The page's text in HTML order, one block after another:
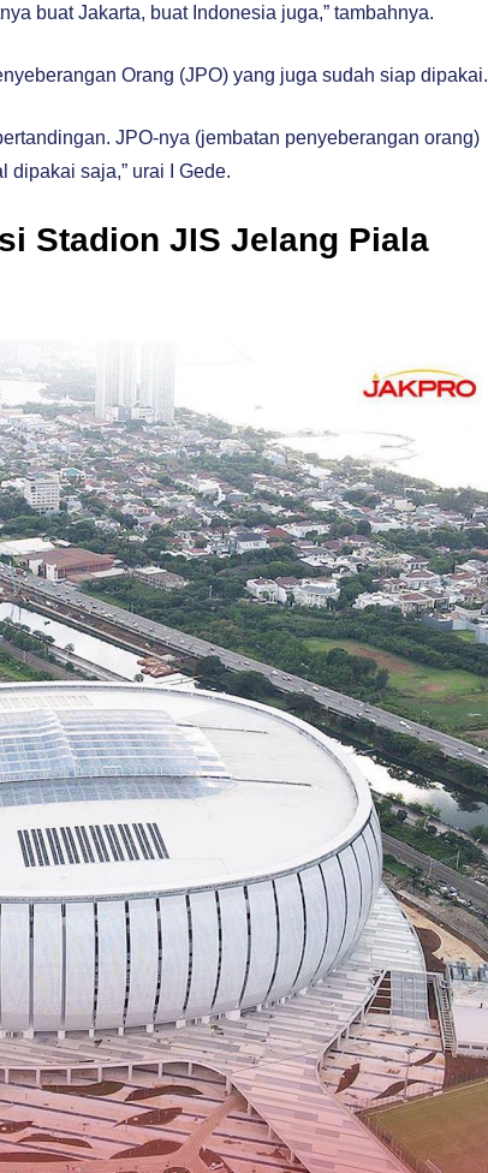
buat Jakarta, buat Indonesia juga,” tambahnya.
Orang (JPO) yang juga sudah siap dipakai.
JPO-nya (jembatan penyeberangan orang)
dipakai saja,” urai I Gede.
Stadion JIS Jelang Piala